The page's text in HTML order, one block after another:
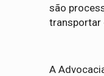
são
transportar
A